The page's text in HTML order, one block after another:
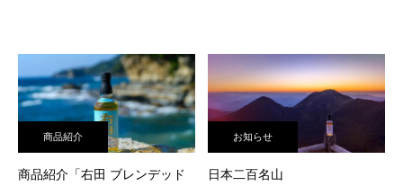
商品紹介
商品紹介「右田 ブレンデッド
お知らせ
日本二百名山